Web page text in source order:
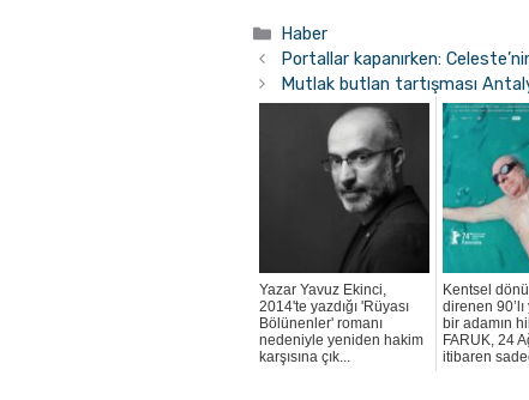
Kategoriler
Haber
Portallar kapanırken:
Mutlak butlan tartışması
Yazar Yavuz Ekinci,
2014'te yazdığı 'Rüyası
Bölünenler' romanı
nedeniyle yeniden hakim
karşısına çık...
Kentsel
direnen
bir adamın
FARUK, 24
itibaren